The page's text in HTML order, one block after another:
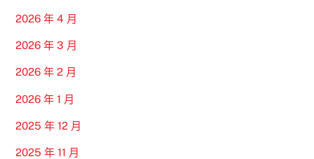
2026 年 4 月
2026 年 3 月
2026 年 2 月
2026 年 1 月
2025 年 12 月
2025 年 11 月